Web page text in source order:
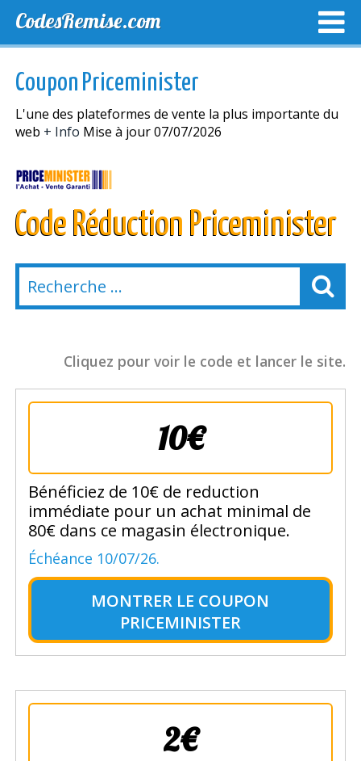
CodesRemise.com
NOUVELLES MAGASINS
Coupon Priceminister
L'une des plateformes de vente la plus importante du
web + Info Mise à jour 07/07/2026
Code Réduction Priceminister
Cliquez pour voir le code et lancer le site.
10€
Bénéficiez de 10€ de reduction
immédiate pour un achat minimal de
80€ dans ce magasin électronique.
Échéance 10/07/26.
MONTRER LE COUPON
PRICEMINISTER
2€